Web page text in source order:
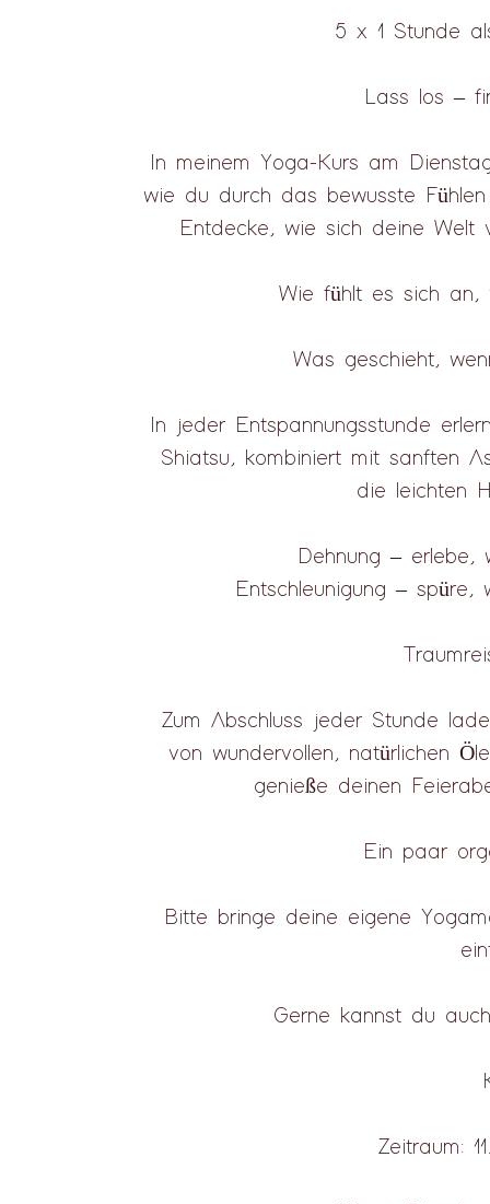
5 x 1 Stunde
Lass los –
In meinem Yoga-Kurs am
wie du durch das bewusste
Entdecke, wie sich deine Welt
Wie fühlt es sich an,
Was geschieht,
In jeder Entspannungsstunde
Shiatsu, kombiniert mit sanften
die leichten
Dehnung – erlebe,
Entschleunigung –
Zum Abschluss jeder Stunde
von wundervollen, natürlichen
genieße deinen
Ein paar
Bitte bringe deine eigene
Gerne kannst du
Zeitraum: